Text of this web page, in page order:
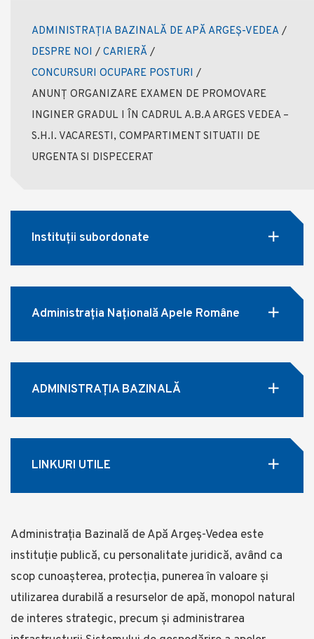
ADMINISTRAȚIA BAZINALĂ DE APĂ ARGEȘ-VEDEA /
DESPRE NOI / CARIERĂ /
CONCURSURI OCUPARE POSTURI /
ANUNȚ ORGANIZARE EXAMEN DE PROMOVARE
INGINER GRADUL I ÎN CADRUL A.B.A ARGES VEDEA –
S.H.I. VACARESTI, COMPARTIMENT SITUATII DE
URGENTA SI DISPECERAT
Instituții subordonate
Administrația Națională Apele Române
ADMINISTRAȚIA BAZINALĂ
LINKURI UTILE
Administrația Bazinală de Apă Argeș-Vedea este
instituție publică, cu personalitate juridică, având ca
scop cunoașterea, protecția, punerea în valoare și
utilizarea durabilă a resurselor de apă, monopol natural
de interes strategic, precum și administrarea